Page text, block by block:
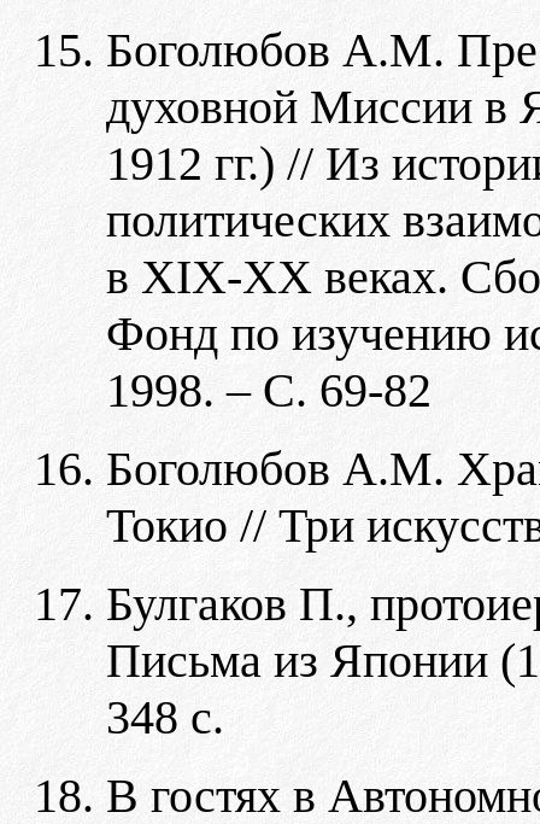
Боголюбов А.М.
духовной Миссии в
1912 гг.) // Из
политических
в XIX-XX веках.
Фонд по изучению
1998. – С. 69-82
Боголюбов А.М.
Токио // Три
Булгаков П.,
Письма из Японии
348 с.
В гостях в